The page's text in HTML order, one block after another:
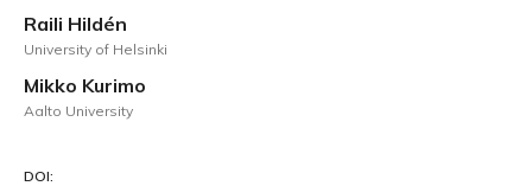
Raili Hildén
University of Helsinki
Mikko Kurimo
Aalto University
DOI: